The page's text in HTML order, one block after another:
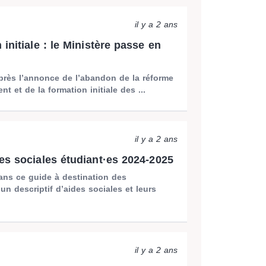
il y a 2 ans
initiale : le Ministère passe en
l’annonce de l’abandon de la réforme
et de la formation initiale des ...
il y a 2 ans
sociales étudiant·es 2024-2025
ce guide à destination des
descriptif d’aides sociales et leurs
il y a 2 ans